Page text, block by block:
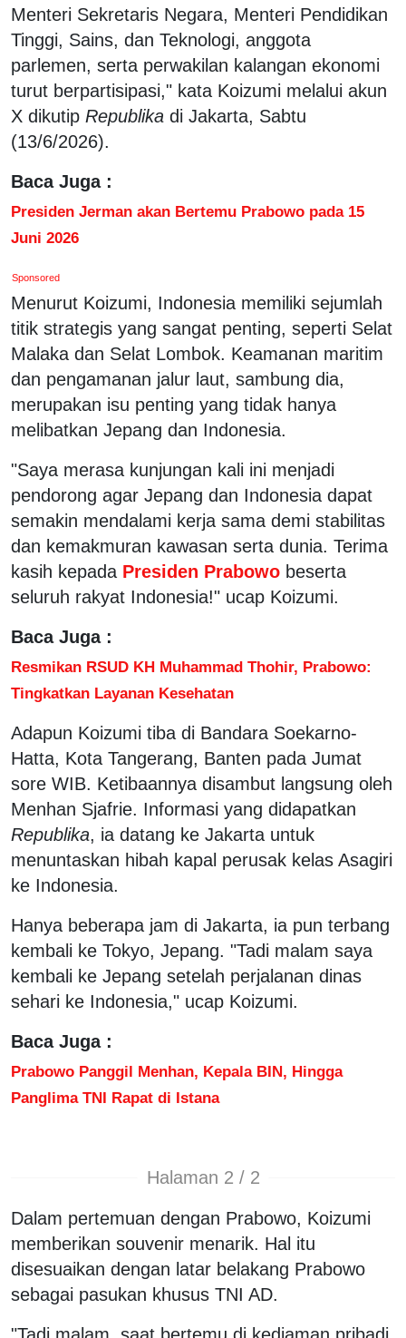
Menteri Sekretaris Negara, Menteri Pendidikan
Tinggi, Sains, dan Teknologi, anggota
parlemen, serta perwakilan kalangan ekonomi
turut berpartisipasi," kata Koizumi melalui akun
X dikutip Republika di Jakarta, Sabtu
(13/6/2026).
Baca Juga :
Presiden Jerman akan Bertemu Prabowo pada 15
Juni 2026
Sponsored
Menurut Koizumi, Indonesia memiliki sejumlah
titik strategis yang sangat penting, seperti Selat
Malaka dan Selat Lombok. Keamanan maritim
dan pengamanan jalur laut, sambung dia,
merupakan isu penting yang tidak hanya
melibatkan Jepang dan Indonesia.
"Saya merasa kunjungan kali ini menjadi
pendorong agar Jepang dan Indonesia dapat
semakin mendalami kerja sama demi stabilitas
dan kemakmuran kawasan serta dunia. Terima
kasih kepada Presiden Prabowo beserta
seluruh rakyat Indonesia!" ucap Koizumi.
Baca Juga :
Resmikan RSUD KH Muhammad Thohir, Prabowo:
Tingkatkan Layanan Kesehatan
Adapun Koizumi tiba di Bandara Soekarno-
Hatta, Kota Tangerang, Banten pada Jumat
sore WIB. Ketibaannya disambut langsung oleh
Menhan Sjafrie. Informasi yang didapatkan
Republika, ia datang ke Jakarta untuk
menuntaskan hibah kapal perusak kelas Asagiri
ke Indonesia.
Hanya beberapa jam di Jakarta, ia pun terbang
kembali ke Tokyo, Jepang. "Tadi malam saya
kembali ke Jepang setelah perjalanan dinas
sehari ke Indonesia," ucap Koizumi.
Baca Juga :
Prabowo Panggil Menhan, Kepala BIN, Hingga
Panglima TNI Rapat di Istana
Halaman 2 / 2
Dalam pertemuan dengan Prabowo, Koizumi
memberikan souvenir menarik. Hal itu
disesuaikan dengan latar belakang Prabowo
sebagai pasukan khusus TNI AD.